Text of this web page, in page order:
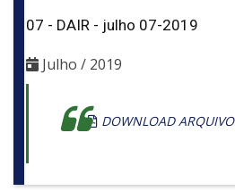
07 - DAIR - julho 07-2019
Julho / 2019
DOWNLOAD ARQUIVO